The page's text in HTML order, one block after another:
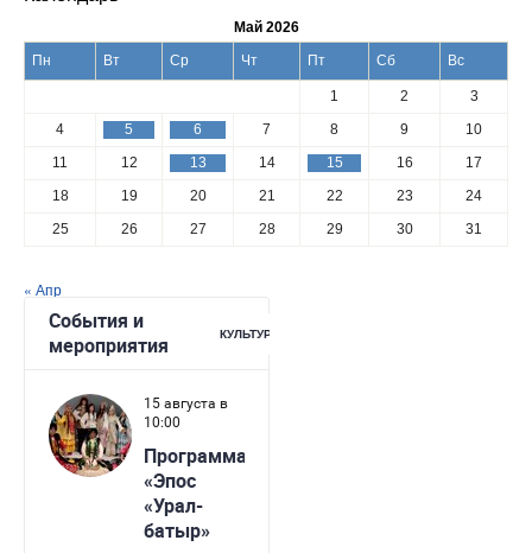
Май 2026
Пн
Вт Ср Чт Пт Сб Вс
1 2
3
4
5 6 7 8 9
10
11
12 13 14 15 16
17
18
19 20 21 22 23
24
25
26 27 28 29 30 31
« Апр